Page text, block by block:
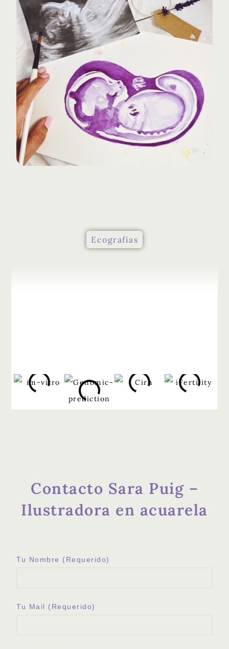
Ecografías
Contacto Sara Puig –
Ilustradora en acuarela
Tu Nombre (requerido)
Tu Mail (requerido)